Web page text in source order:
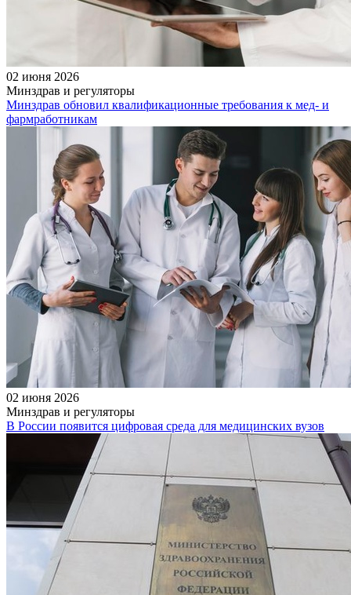
02 июня 2026
Минздрав и регуляторы
Минздрав обновил квалификационные требования к мед- и
фармработникам
02 июня 2026
Минздрав и регуляторы
В России появится цифровая среда для медицинских вузов